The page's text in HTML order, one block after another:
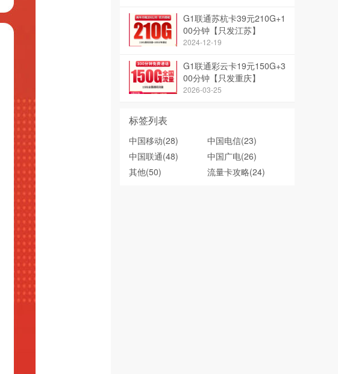
G1联通苏杭卡39元210G+1
00分钟【只发江苏】
2024-12-19
G1联通彩云卡19元150G+3
00分钟【只发重庆】
2026-03-25
标签列表
中国移动(28) 中国电信(23)
中国联通(48) 中国广电(26)
其他(50) 流量卡攻略(24)